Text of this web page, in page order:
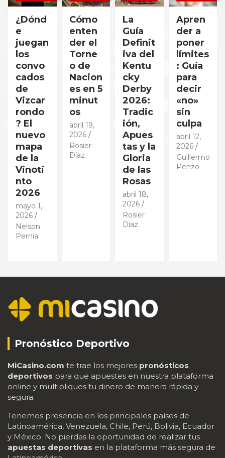
¿Dónd
e
juegan
los
convo
cados
de
Vizcar
rondo
? El
nuevo
mapa
de la
Vinoti
nto
2026
mayo 1,
2026
Nelson
Pernia
Cómo
enten
der el
Torne
o de
Nacion
es en 5
minut
os
abril 19,
2026
Rosier
Díaz
La
Guía
Definit
iva del
Kentu
cky
Derby
2026:
Tradic
ión,
Apues
tas y la
Gloria
de las
Rosas
abril 18,
2026
Rosier
Díaz
Apren
der a
poner
límites
: Guía
para
decir
«no»
sin
culpa
abril 12,
2026
Guillermo
Penzo
Pronóstico Deportivo
MiCasino.com te trae los mejores pronósticos
deportivos para que apuestes en nuestra plataforma
online y multipliques tu dinero de manera rápida y
segura.
Tenemos presencia en los principales países de
Latinoamérica, Venezuela, Chile, Perú, Bolivia, Ecuador
y México. No pierdas la oportunidad de realizar tus
apuestas deportivas en la plataforma más segura de